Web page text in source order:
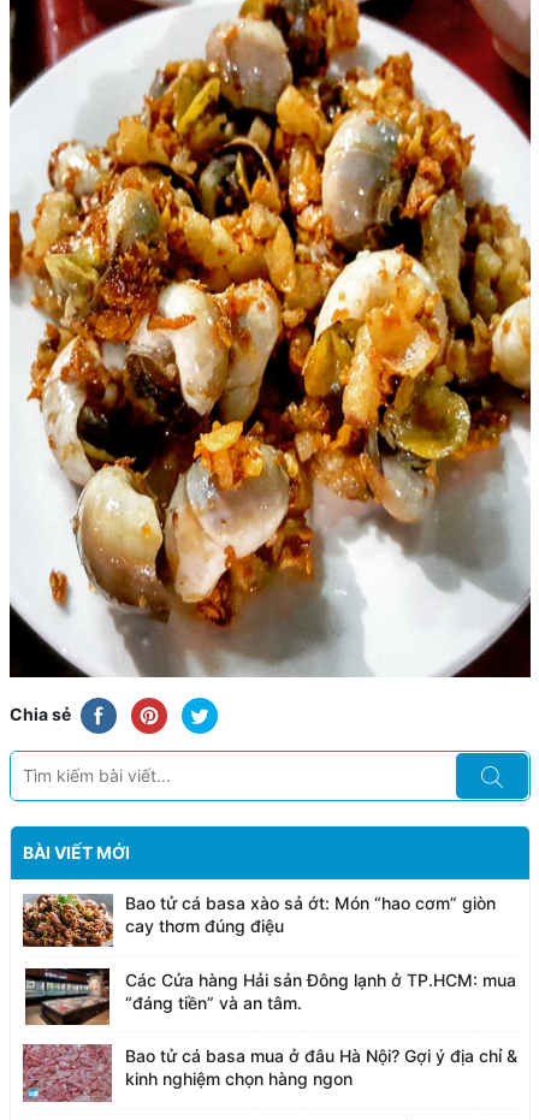
Chia sẻ
BÀI VIẾT MỚI
Bao tử cá basa xào sả ớt: Món “hao cơm” giòn
cay thơm đúng điệu
Các Cửa hàng Hải sản Đông lạnh ở TP.HCM: mua
“đáng tiền” và an tâm.
Bao tử cá basa mua ở đâu Hà Nội? Gợi ý địa chỉ &
kinh nghiệm chọn hàng ngon